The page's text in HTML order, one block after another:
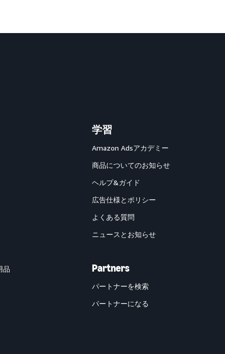
品
学習
Amazon Adsアカデミー
商品についてのお知らせ
ヘルプ&ガイド
広告仕様とポリシー
よくある質問
ニュースとお知らせ
Partners
パートナーを検索
パートナーになる